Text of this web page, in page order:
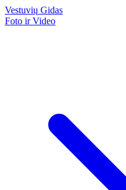
Vestuvių Gidas
Foto ir Video